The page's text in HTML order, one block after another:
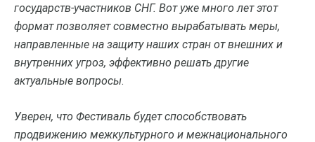
государств-участников СНГ. Вот уже много лет этот
формат позволяет совместно вырабатывать меры,
направленные на защиту наших стран от внешних и
внутренних угроз, эффективно решать другие
актуальные вопросы.
Уверен, что Фестиваль будет способствовать
продвижению межкультурного и межнационального